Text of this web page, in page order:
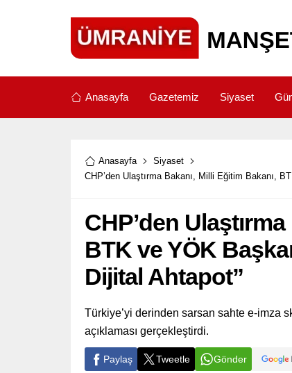
Anasayfa Gazetemiz Siyaset
Anasayfa
Siyaset
CHP’den Ulaştırma Bakanı, Milli Eğitim Bakanı,
CHP’den
BTK ve YÖK
Dijital Ahtapot”
Türkiye’yi derinden sarsan sahte e-imza
açıklaması gerçekleştirdi.
Paylaş Tweetle Gönder